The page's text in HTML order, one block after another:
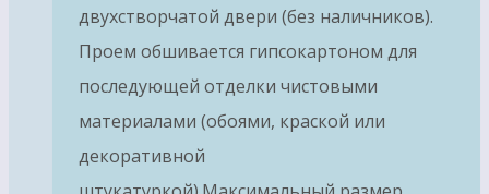
двухстворчатой двери (без наличников).
Проем обшивается гипсокартоном для
последующей отделки чистовыми
материалами (обоями, краской или
декоративной